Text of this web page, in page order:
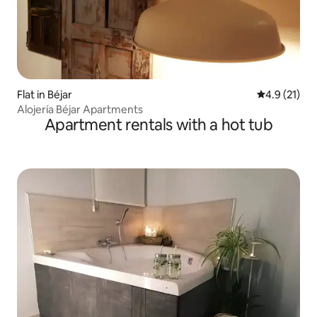
Flat in Béjar 4.9 out of 5
4.9 (21)
Alojería Béjar Apartments
Apartment rentals with a hot tub